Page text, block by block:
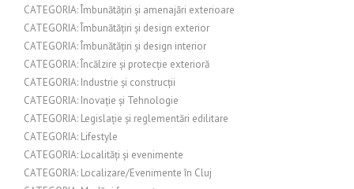
CATEGORIA: Îmbunătățiri și amenajări exterioare
CATEGORIA: Îmbunătățiri și design exterior
CATEGORIA: Îmbunătățiri și design interior
CATEGORIA: Încălzire și protecție exterioră
CATEGORIA: Industrie și construcții
CATEGORIA: Inovație și Tehnologie
CATEGORIA: Legislație și reglementări edilitare
CATEGORIA: Lifestyle
CATEGORIA: Localități și evenimente
CATEGORIA: Localizare/Evenimente în Cluj